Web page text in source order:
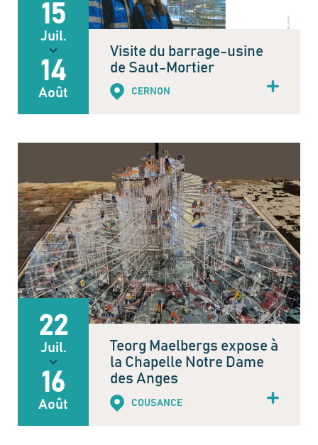
15
Juil.
14
Août
Visite du barrage-usine
de Saut-Mortier
CERNON
22
Juil.
16
Août
Teorg Maelbergs expose à
la Chapelle Notre Dame
des Anges
COUSANCE